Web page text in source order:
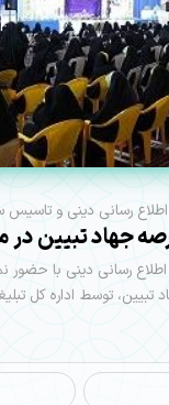
رسانی دینی و تاسیس
جهاد تبیین در
رسانی دینی با حضور
توسط اداره کل